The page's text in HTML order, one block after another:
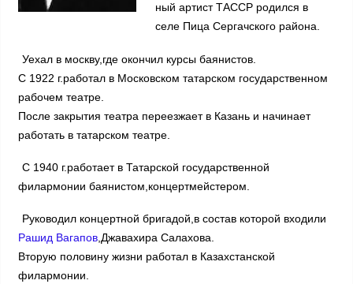
ный артист ТАССР родился в
селе Пица Сергачского района.
Уехал в москву,где окончил курсы баянистов.
С 1922 г.работал в Московском татарском государственном
рабочем театре.
После закрытия театра переезжает в Казань и начинает
работать в татарском театре.
С 1940 г.работает в Татарской государственной
филармонии баянистом,концертмейстером.
Руководил концертной бригадой,в состав которой входили
Рашид Вагапов,Джавахира Салахова.
Вторую половину жизни работал в Казахстанской
филармонии.